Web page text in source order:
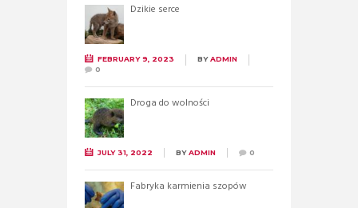
Dzikie serce
FEBRUARY 9, 2023 BYADMIN
0
Droga do wolności
JULY 31, 2022 BYADMIN 0
Fabryka karmienia szopów